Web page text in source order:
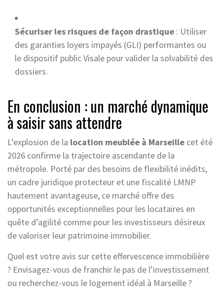
Sécuriser les risques de façon drastique : Utiliser
des garanties loyers impayés (GLI) performantes ou
le dispositif public Visale pour valider la solvabilité des
dossiers.
En conclusion : un marché dynamique
à saisir sans attendre
L’explosion de la location meublée à Marseille cet été
2026 confirme la trajectoire ascendante de la
métropole. Porté par des besoins de flexibilité inédits,
un cadre juridique protecteur et une fiscalité LMNP
hautement avantageuse, ce marché offre des
opportunités exceptionnelles pour les locataires en
quête d’agilité comme pour les investisseurs désireux
de valoriser leur patrimoine immobilier.
Quel est votre avis sur cette effervescence immobilière
? Envisagez-vous de franchir le pas de l’investissement
ou recherchez-vous le logement idéal à Marseille ?